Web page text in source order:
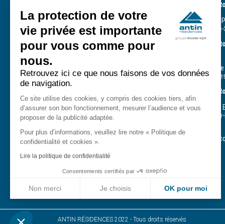
75439 Paris Cedex 09
Tél. : +33 (0) 1 49 95 37 37
E-mail : contact@antin-
residences.fr
Service client - Astreinte 7/7
- 24/24
0809 54 09 09
Service gratuit + prix appel
Suivez-nous
Direction
93 - 95 - 60
244, avenue du
93210 La
Direction
33, rue Defrance
94307
Direction
78 - 91 - 92
14, rue Gustave
78180
Agence d’Évry
411, square
ANTIN RÉSIDENCES 2022 - Tous droits réservés
La protection de votre
vie privée est importante
pour vous comme pour
nous.
Retrouvez ici ce que nous faisons de vos données
de navigation.
Ce site utilise des cookies, y compris des cookies tiers, afin
d’assurer son bon fonctionnement, mesurer l’audience et vous
proposer de la publicité adaptée.
Pour plus d’informations, veuillez lire notre « Politique de
confidentialité et cookies ».
Lire la politique de confidentialité
Consentements certifiés par
Non merci Je choisis OK pour moi